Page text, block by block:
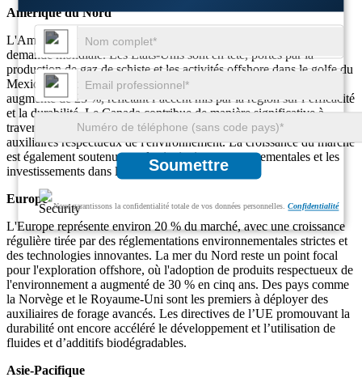
Soumettre
Nous garantissons la confidentialité totale de vos données personnelles.Confidentialité
Amérique du Nord
L'Amérique du Nord domine le marché, avec environ 40 % de la
demande mondiale. Les États-Unis sont en tête, portés par la
production de gaz de schiste et les activités offshore dans le golfe du
Mexique. L’adoption de technologies de forage avancées a
augmenté de 25 %, reflétant l’accent mis par la région sur l’efficacité
et la durabilité. Le Canada contribue de manière significative à
travers ses projets de sables bitumineux, en mettant l'accent sur les
auxiliaires respectueux de l'environnement. La croissance du marché
est également soutenue par les incitations gouvernementales et les
investissements dans la recherche.
Europe
L'Europe représente environ 20 % du marché, avec une croissance
régulière tirée par des réglementations environnementales strictes et
des technologies innovantes. La mer du Nord reste un point focal
pour l'exploration offshore, où l'adoption de produits respectueux de
l'environnement a augmenté de 30 % en cinq ans. Des pays comme
la Norvège et le Royaume-Uni sont les premiers à déployer des
auxiliaires de forage avancés. Les directives de l’UE promouvant la
durabilité ont encore accéléré le développement et l’utilisation de
fluides et d’additifs biodégradables.
Asie-Pacifique